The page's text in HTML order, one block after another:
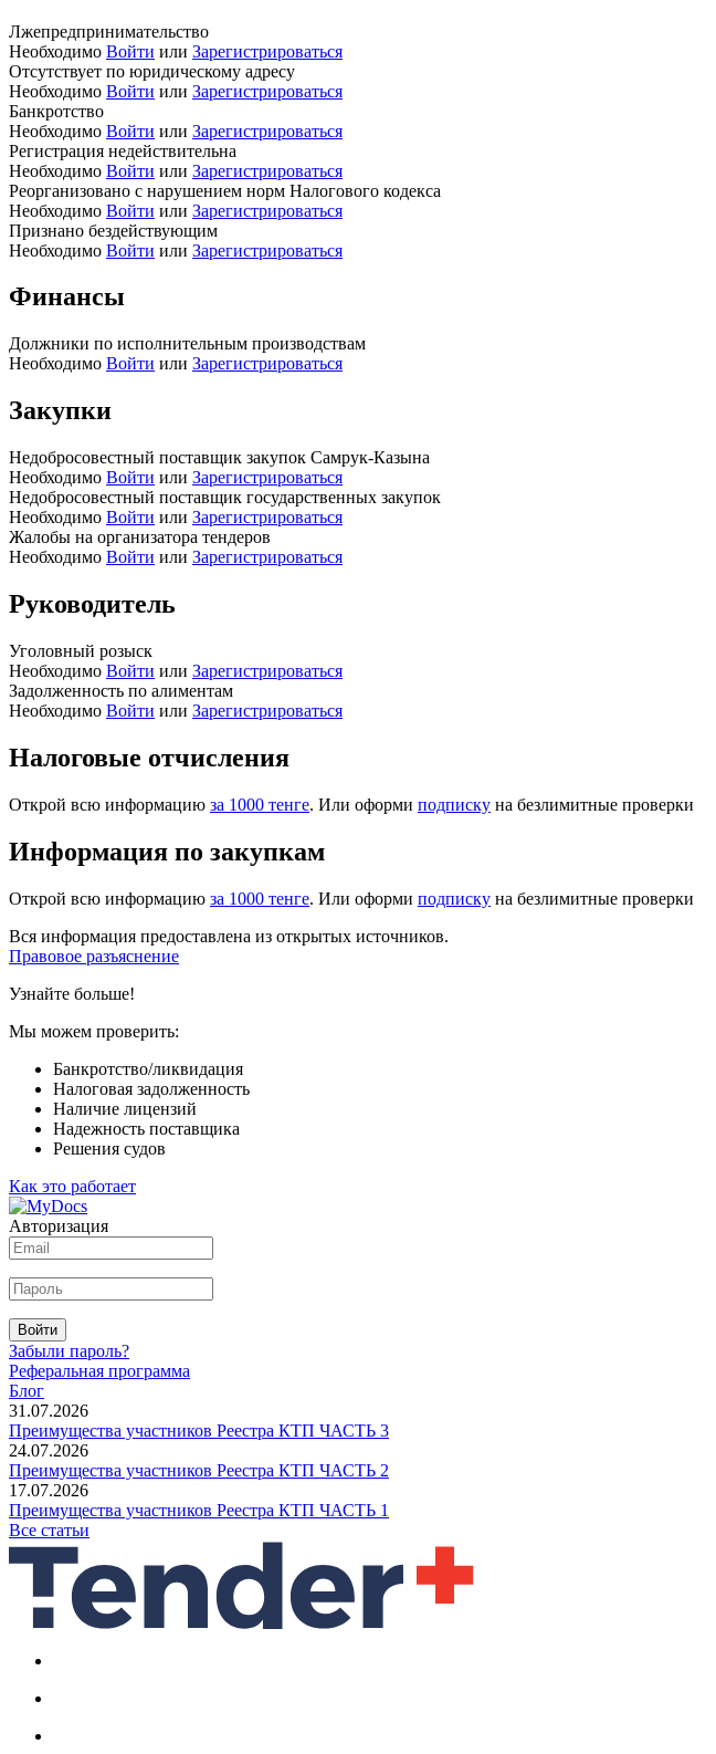
Лжепредпринимательство
Необходимо Войти или Зарегистрироваться
Отсутствует по юридическому адресу
Необходимо Войти или Зарегистрироваться
Банкротство
Необходимо Войти или Зарегистрироваться
Регистрация недействительна
Необходимо Войти или Зарегистрироваться
Реорганизовано с нарушением норм Налогового кодекса
Необходимо Войти или Зарегистрироваться
Признано бездействующим
Необходимо Войти или Зарегистрироваться
Финансы
Должники по исполнительным производствам
Необходимо Войти или Зарегистрироваться
Закупки
Недобросовестный поставщик закупок Самрук-Казына
Необходимо Войти или Зарегистрироваться
Недобросовестный поставщик государственных закупок
Необходимо Войти или Зарегистрироваться
Жалобы на организатора тендеров
Необходимо Войти или Зарегистрироваться
Руководитель
Уголовный розыск
Необходимо Войти или Зарегистрироваться
Задолженность по алиментам
Необходимо Войти или Зарегистрироваться
Налоговые отчисления
Открой всю информацию за 1000 тенге. Или оформи подписку на безлимитные проверки
Информация по закупкам
Открой всю информацию за 1000 тенге. Или оформи подписку на безлимитные проверки
Вся информация предоставлена из открытых источников.
Правовое разъяснение
Узнайте больше!
Мы можем проверить:
Банкротство/ликвидация
Налоговая задолженность
Наличие лицензий
Надежность поставщика
Решения судов
Как это работает
Авторизация
Войти
Забыли пароль?
Реферальная программа
Блог
31.07.2026
Преимущества участников Реестра КТП ЧАСТЬ 3
24.07.2026
Преимущества участников Реестра КТП ЧАСТЬ 2
17.07.2026
Преимущества участников Реестра КТП ЧАСТЬ 1
Все статьи